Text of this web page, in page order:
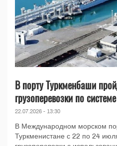
В порту Туркменбаши
грузоперевозки по
22.07.2026 - 13:30
В Международном морском
Туркменистане с 22 по 24